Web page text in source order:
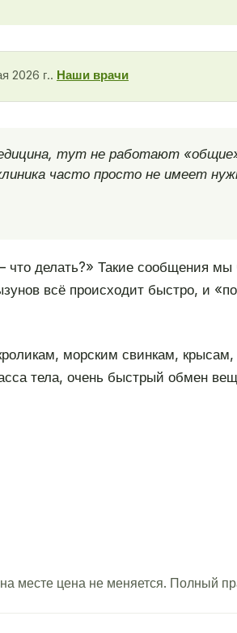
2026 г.. Наши врачи
тут не работают
часто просто не имеет
что делать?» Такие сообщения
всё происходит быстро, и
морским свинкам,
тела, очень быстрый обмен
месте цена не меняется. Полный